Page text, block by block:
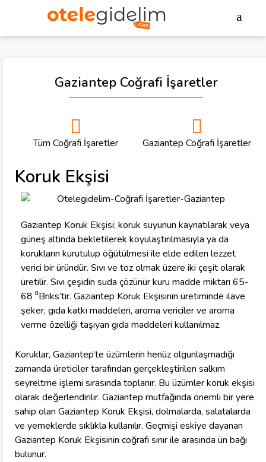
Gaziantep Coğrafi İşaretler
Tüm Coğrafi İşaretler Gaziantep Coğrafi İşaretler
Koruk Ekşisi
Gaziantep Koruk Ekşisi; koruk suyunun kaynatılarak veya
güneş altında bekletilerek koyulaştırılmasıyla ya da
korukların kurutulup öğütülmesi ile elde edilen lezzet
verici bir üründür. Sıvı ve toz olmak üzere iki çeşit olarak
üretilir. Sıvı çeşidin suda çözünür kuru madde miktarı 65-
68 ⁰Briks’tir. Gaziantep Koruk Ekşisinin üretiminde ilave
şeker, gıda katkı maddeleri, aroma vericiler ve aroma
verme özelliği taşıyan gıda maddeleri kullanılmaz.
Koruklar, Gaziantep’te üzümlerin henüz olgunlaşmadığı
zamanda üreticiler tarafından gerçekleştirilen salkım
seyreltme işlemi sırasında toplanır. Bu üzümler koruk ekşisi
olarak değerlendirilir. Gaziantep mutfağında önemli bir yere
sahip olan Gaziantep Koruk Ekşisi, dolmalarda, salatalarda
ve yemeklerde sıklıkla kullanılır. Geçmişi eskiye dayanan
Gaziantep Koruk Ekşisinin coğrafi sınır ile arasında ün bağı
bulunur.